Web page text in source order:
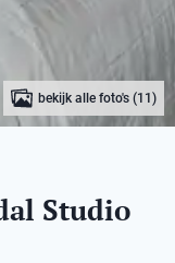
bekijk alle foto's (11)
Studio